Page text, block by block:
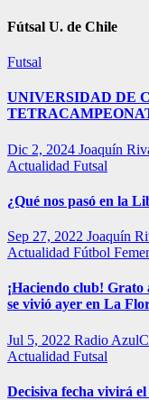
Fútsal U. de Chile
Futsal
UNIVERSIDAD DE
Dic 2, 2024 Joaquín
Actualidad Futsal
¿Qué nos pasó en la
Sep 27, 2022 Joaquín
Actualidad Fútbol
¡Haciendo club! Grato
se vivió ayer en La
Jul 5, 2022 Radio
Actualidad Futsal
Decisiva fecha vivirá